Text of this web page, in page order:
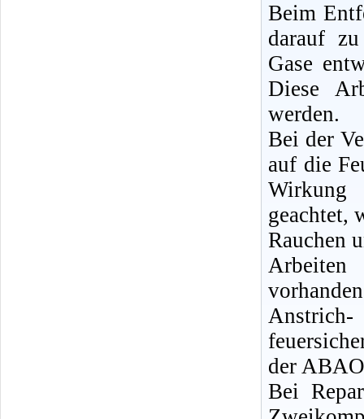
Beim
darauf zu
Gase
Diese
werden.
Bei der
auf die
Wirkung
geachtet,
Rauchen
Arbeiten
der
Bei